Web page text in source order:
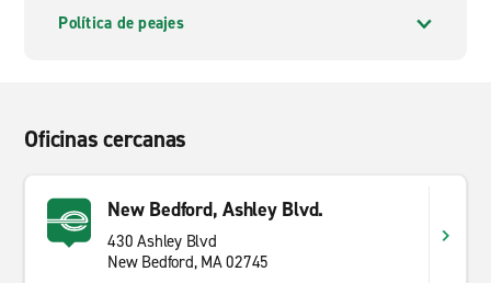
Política de peajes
Oficinas cercanas
New Bedford, Ashley Blvd.
430 Ashley Blvd
New Bedford, MA 02745